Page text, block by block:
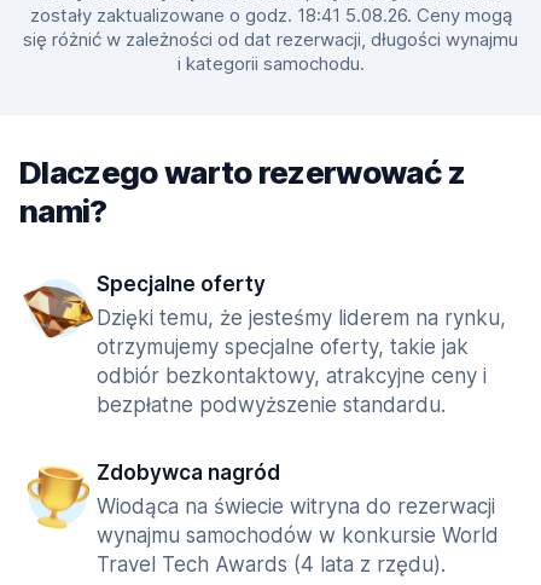
zostały zaktualizowane o godz. 18:41 5.08.26. Ceny mogą
się różnić w zależności od dat rezerwacji, długości wynajmu
i kategorii samochodu.
Dlaczego warto rezerwować z
nami?
Specjalne oferty
Dzięki temu, że jesteśmy liderem na rynku,
otrzymujemy specjalne oferty, takie jak
odbiór bezkontaktowy, atrakcyjne ceny i
bezpłatne podwyższenie standardu.
Zdobywca nagród
Wiodąca na świecie witryna do rezerwacji
wynajmu samochodów w konkursie World
Travel Tech Awards (4 lata z rzędu).